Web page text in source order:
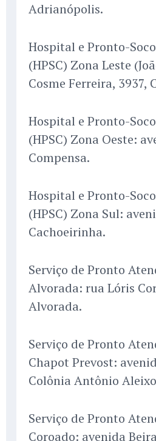
Adrianópolis.
Hospital e Pronto-
(HPSC) Zona Leste
Cosme Ferreira, 3937,
Hospital e Pronto-
(HPSC) Zona Oeste:
Compensa.
Hospital e Pronto-
(HPSC) Zona Sul:
Cachoeirinha.
Serviço de Pronto
Alvorada: rua Lóris
Alvorada.
Serviço de Pronto
Chapot Prevost:
Colônia Antônio
Serviço de Pronto
Coroado: avenida